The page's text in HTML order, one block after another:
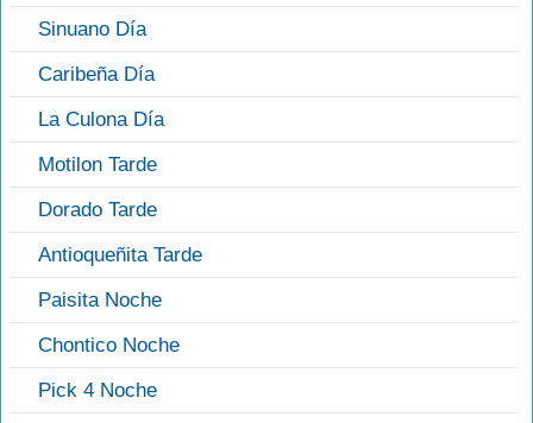
Sinuano Día
Caribeña Día
La Culona Día
Motilon Tarde
Dorado Tarde
Antioqueñita Tarde
Paisita Noche
Chontico Noche
Pick 4 Noche